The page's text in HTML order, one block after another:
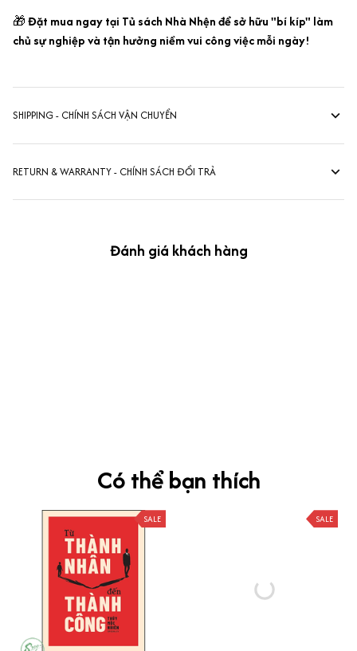
🎁Đặt mua ngay tại Tủ sách Nhà Nhện để sở hữu "bí kíp" làm
chủ sự nghiệp và tận hưởng niềm vui công việc mỗi ngày!
SHIPPING - CHÍNH SÁCH VẬN CHUYỂN
RETURN & WARRANTY - CHÍNH SÁCH ĐỔI TRẢ
Đánh giá khách hàng
Có thể bạn thích
SALE SALE